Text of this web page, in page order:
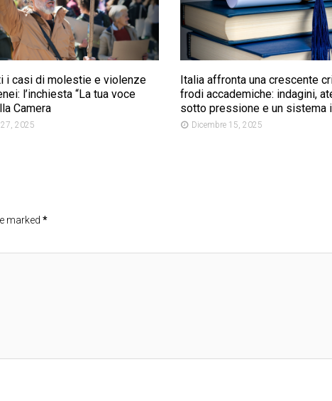
i casi di molestie e violenze
l’inchiesta “La tua voce
Camera
2025
Italia affronta una crescente
frodi accademiche: indagini,
sotto pressione e un sistema
Dicembre 15, 2025
marked *